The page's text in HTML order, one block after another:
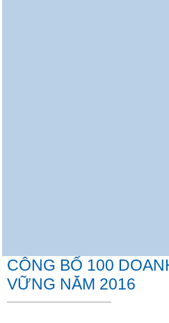
CÔNG BỐ 100
VỮNG NĂM 2016